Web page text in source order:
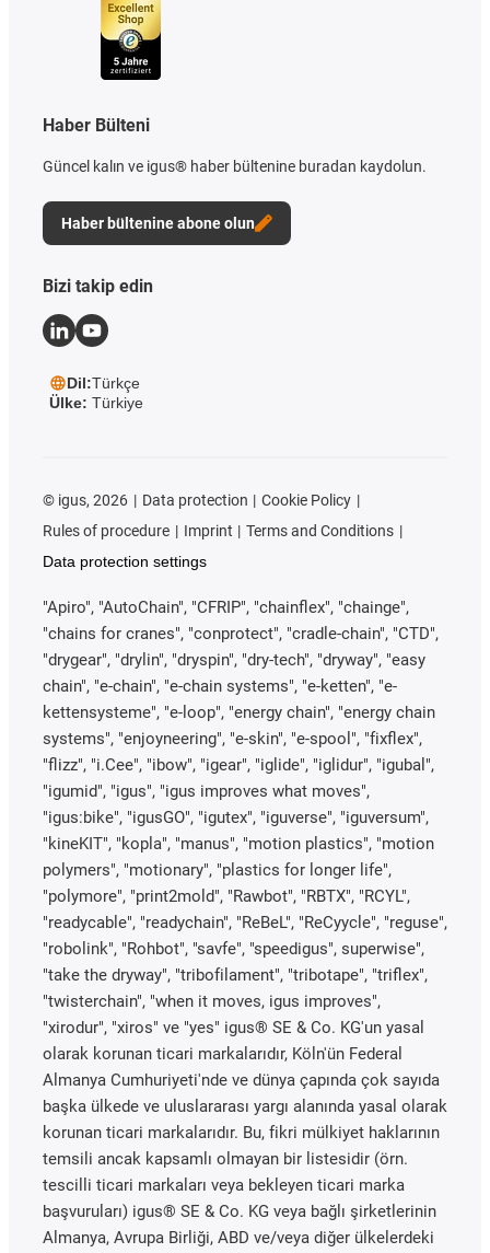
Haber Bülteni
Güncel kalın ve igus® haber bültenine buradan kaydolun.
Haber bültenine abone olun
Bizi takip edin
Dil:Türkçe
Ülke: Türkiye
© igus, 2026 Data protection
Cookie Policy
Rules of procedure
Imprint
Terms and Conditions
Data protection settings
"Apiro", "AutoChain", "CFRIP", "chainflex", "chainge",
"chains for cranes", "conprotect", "cradle-chain", "CTD",
"drygear", "drylin", "dryspin", "dry-tech", "dryway", "easy
chain", "e-chain", "e-chain systems", "e-ketten", "e-
kettensysteme", "e-loop", "energy chain", "energy chain
systems", "enjoyneering", "e-skin", "e-spool", "fixflex",
"flizz", "i.Cee", "ibow", "igear", "iglide", "iglidur", "igubal",
"igumid", "igus", "igus improves what moves",
"igus:bike", "igusGO", "igutex", "iguverse", "iguversum",
"kineKIT", "kopla", "manus", "motion plastics", "motion
polymers", "motionary", "plastics for longer life",
"polymore", "print2mold", "Rawbot", "RBTX", "RCYL",
"readycable", "readychain", "ReBeL", "ReCyycle", "reguse",
"robolink", "Rohbot", "savfe", "speedigus", superwise",
"take the dryway", "tribofilament", "tribotape", "triflex",
"twisterchain", "when it moves, igus improves",
"xirodur", "xiros" ve "yes" igus® SE & Co. KG'un yasal
olarak korunan ticari markalarıdır, Köln'ün Federal
Almanya Cumhuriyeti'nde ve dünya çapında çok sayıda
başka ülkede ve uluslararası yargı alanında yasal olarak
korunan ticari markalarıdır. Bu, fikri mülkiyet haklarının
temsili ancak kapsamlı olmayan bir listesidir (örn.
tescilli ticari markaları veya bekleyen ticari marka
başvuruları) igus® SE & Co. KG veya bağlı şirketlerinin
Almanya, Avrupa Birliği, ABD ve/veya diğer ülkelerdeki